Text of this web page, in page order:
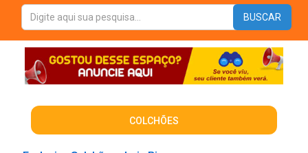
COLCHÕES